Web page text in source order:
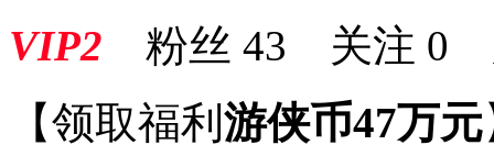
VIP2 粉丝 43 关注 0
【领取福利 游侠币47万元